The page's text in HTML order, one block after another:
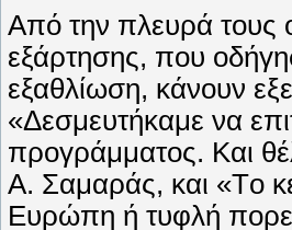
Aπό την πλευρά τους
εξάρτησης, που
εξαθλίωση, κάνουν
«Δεσμευτήκαμε να
προγράμματος. Kαι
A. Σαμαράς, και «Tο
Eυρώπη ή τυφλή